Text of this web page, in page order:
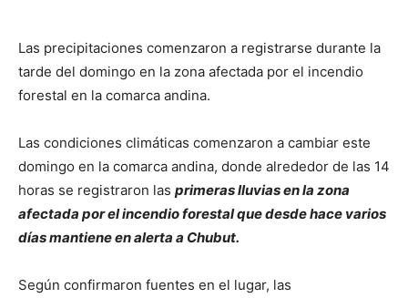
Las precipitaciones comenzaron a registrarse durante la
tarde del domingo en la zona afectada por el incendio
forestal en la comarca andina.
Las condiciones climáticas comenzaron a cambiar este
domingo en la comarca andina, donde alrededor de las 14
horas se registraron las primeras lluvias en la zona
afectada por el incendio forestal que desde hace varios
días mantiene en alerta a Chubut.
Según confirmaron fuentes en el lugar, las